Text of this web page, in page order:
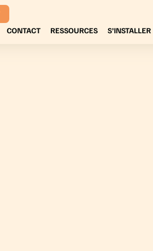
CONTACT RESSOURCES S’INSTALLER